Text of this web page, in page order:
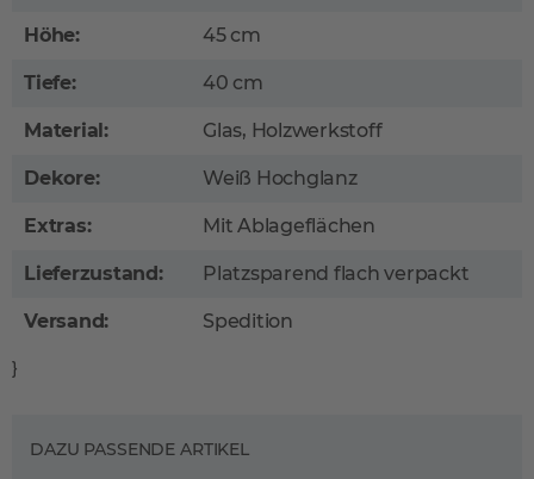
Höhe: 45 cm
Tiefe: 40 cm
Material: Glas, Holzwerkstoff
Dekore: Weiß Hochglanz
Extras: Mit Ablageflächen
Lieferzustand: Platzsparend flach verpackt
Versand: Spedition
}
DAZU PASSENDE ARTIKEL